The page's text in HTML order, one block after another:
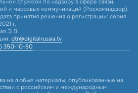
и массовых коммуникаций (Роскомнадзор).
принятия решения о регистрации: серия
г.
Э.В.
dtr@digitalrussia.tv
350-10-80
на любые материалы, опубликованные на
с российским и международным